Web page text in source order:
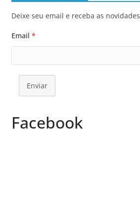
Deixe seu email e receba as novidades
Email *
Enviar
Facebook